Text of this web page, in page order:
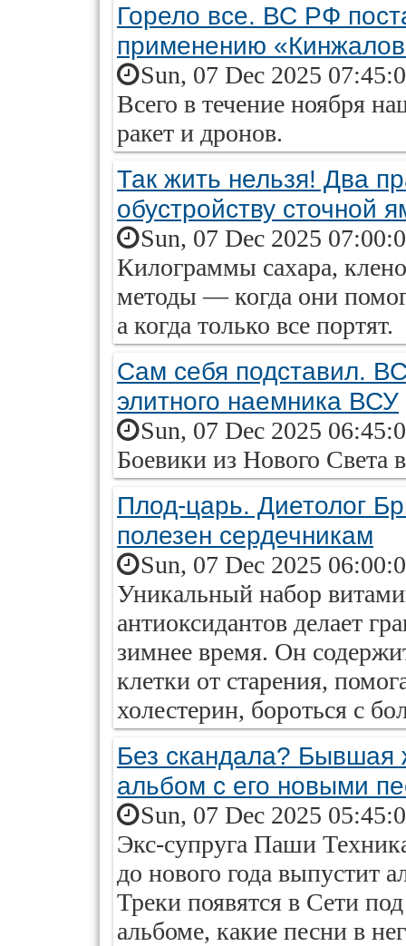
Горело все. ВС РФ
применению
Sun, 07 Dec 2025
Всего в течение ноября
ракет и дронов.
Так жить нельзя! Два
обустройству сточной
Sun, 07 Dec 2025
Килограммы сахара,
методы — когда они
а когда только все портят.
Сам себя подставил.
элитного наемника ВСУ
Sun, 07 Dec 2025
Боевики из Нового Света
Плод-царь. Диетолог
полезен сердечникам
Sun, 07 Dec 2025
Уникальный набор
антиоксидантов делает
зимнее время. Он
клетки от старения,
холестерин, бороться с
Без скандала? Бывшая
альбом с его новыми
Sun, 07 Dec 2025
Экс-супруга Паши
до нового года выпустит
Треки появятся в Сети
альбоме, какие песни в